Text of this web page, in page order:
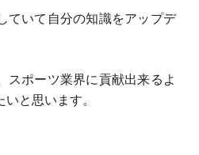
ていて自分の知識をアップデ
スポーツ業界に貢献出来るよ
と思います。